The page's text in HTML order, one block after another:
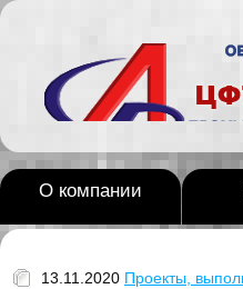
О компании
13.11.2020 Проекты,